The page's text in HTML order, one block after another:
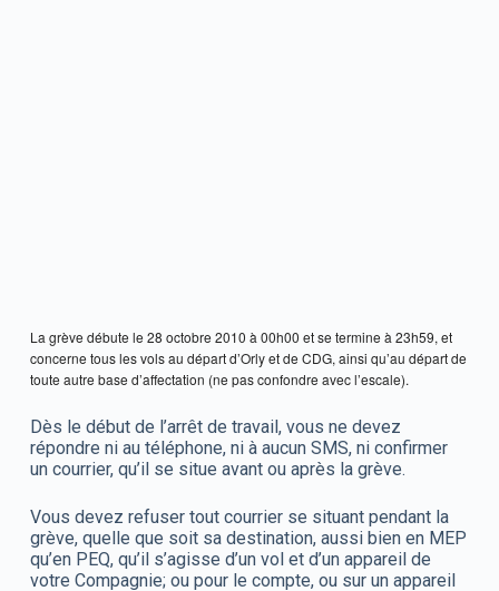
La grève débute le 28 octobre 2010 à 00h00 et se termine à 23h59, et
concerne tous les vols au départ d’Orly et de CDG, ainsi qu’au départ de
toute autre base d’affectation (ne pas confondre avec l’escale).
Dès le début de l’arrêt de travail, vous ne devez
répondre ni au téléphone, ni à aucun SMS, ni confirmer
un courrier, qu’il se situe avant ou après la grève.
Vous devez refuser tout courrier se situant pendant la
grève, quelle que soit sa destination, aussi bien en MEP
qu’en PEQ, qu’il s’agisse d’un vol et d’un appareil de
votre Compagnie; ou pour le compte, ou sur un appareil